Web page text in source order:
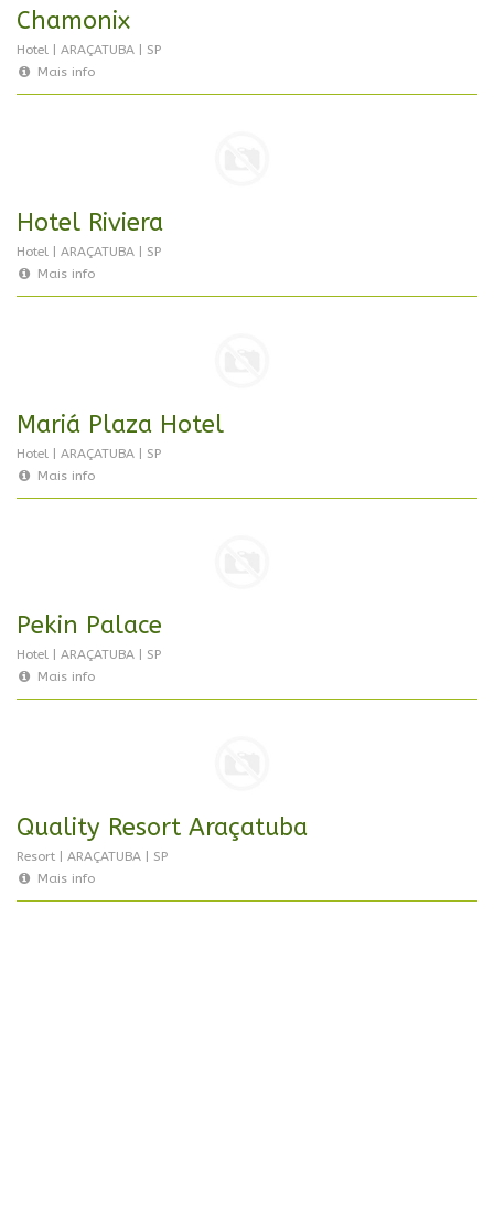
Chamonix
Hotel | ARAÇATUBA | SP
Mais info
Hotel Riviera
Hotel | ARAÇATUBA | SP
Mais info
Mariá Plaza Hotel
Hotel | ARAÇATUBA | SP
Mais info
Pekin Palace
Hotel | ARAÇATUBA | SP
Mais info
Quality Resort Araçatuba
Resort | ARAÇATUBA | SP
Mais info